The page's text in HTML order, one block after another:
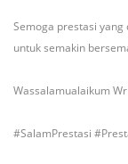
Semoga prestasi
untuk semakin
Wassalamualaikum
#SalamPrestasi